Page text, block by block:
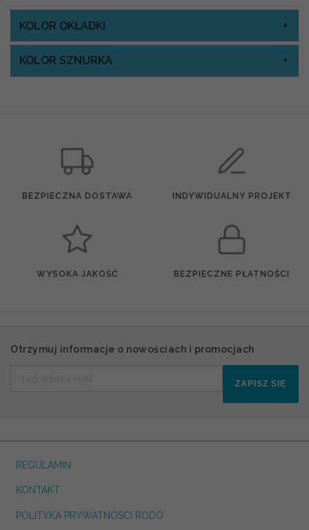
KOLOR OKŁADKI
KOLOR SZNURKA
BEZPIECZNA DOSTAWA INDYWIDUALNY PROJEKT
WYSOKA JAKOŚĆ BEZPIECZNE PŁATNOŚCI
Otrzymuj informacje o nowościach i promocjach
ZAPISZ SIĘ
REGULAMIN
KONTAKT
POLITYKA PRYWATNOSCI RODO